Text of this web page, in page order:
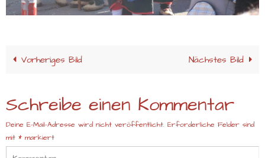
Vorheriges Bild Nächstes Bild
Schreibe einen Kommentar
Deine E-Mail-Adresse wird nicht veröffentlicht. Erforderliche Felder sind
mit * markiert